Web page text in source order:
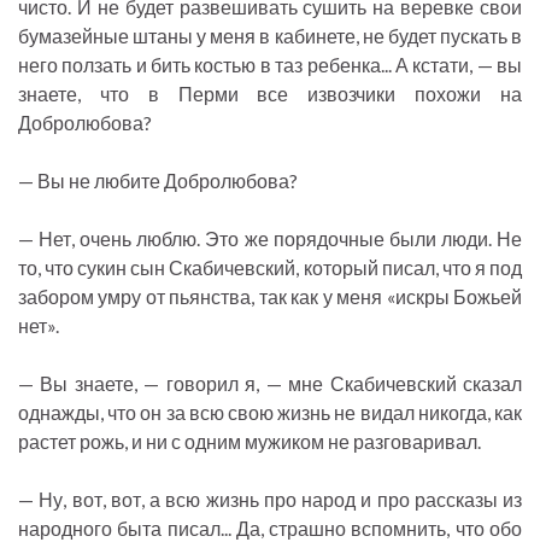
чисто. И не будет развешивать сушить на веревке свои
бумазейные штаны у меня в кабинете, не будет пускать в
него ползать и бить костью в таз ребенка... А кстати, — вы
знаете, что в Перми все извозчики похожи на
Добролюбова?
— Вы не любите Добролюбова?
— Нет, очень люблю. Это же порядочные были люди. Не
то, что сукин сын Скабичевский, который писал, что я под
забором умру от пьянства, так как у меня «искры Божьей
нет».
— Вы знаете, — говорил я, — мне Скабичевский сказал
однажды, что он за всю свою жизнь не видал никогда, как
растет рожь, и ни с одним мужиком не разговаривал.
— Ну, вот, вот, а всю жизнь про народ и про рассказы из
народного быта писал... Да, страшно вспомнить, что обо